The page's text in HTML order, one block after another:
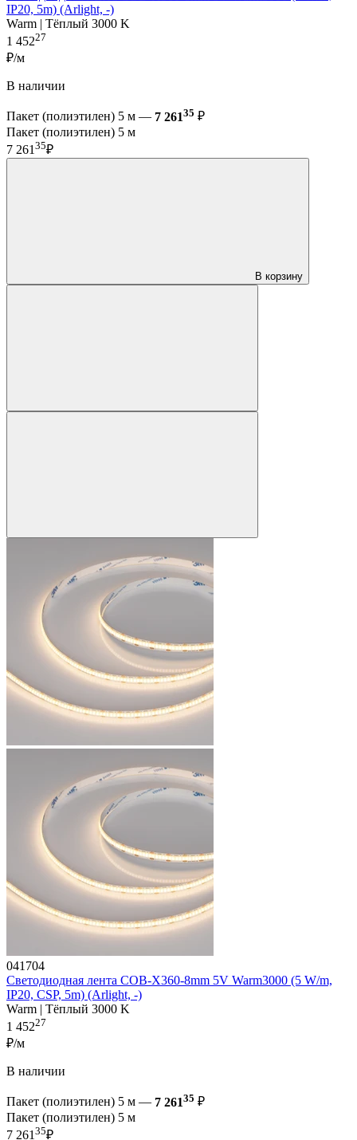
IP20, 5m) (Arlight, -)
Warm | Тёплый 3000 K
1 45227
₽/м
В наличии
Пакет (полиэтилен) 5 м — 7 26135 ₽
Пакет (полиэтилен) 5 м
7 261 35₽
В корзину
041704
Светодиодная лента COB-X360-8mm 5V Warm3000 (5 W/m,
IP20, CSP, 5m) (Arlight, -)
Warm | Тёплый 3000 K
1 45227
₽/м
В наличии
Пакет (полиэтилен) 5 м — 7 26135 ₽
Пакет (полиэтилен) 5 м
7 261 35₽